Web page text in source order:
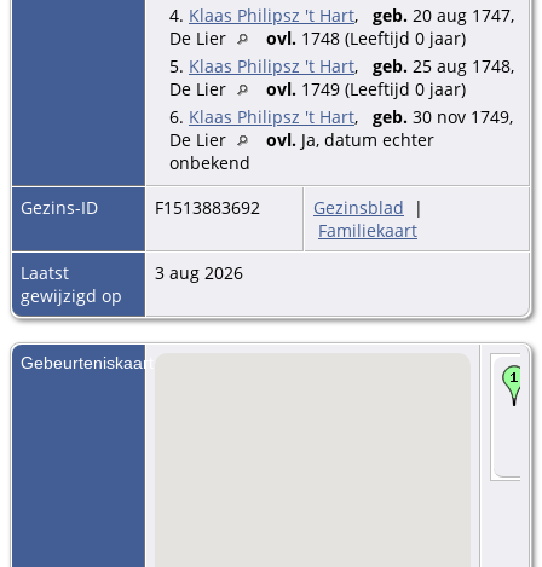
4. Klaas Philipsz 't Hart, geb. 20 aug 1747,
De Lier
ovl. 1748 (Leeftijd 0 jaar)
5. Klaas Philipsz 't Hart, geb. 25 aug 1748,
De Lier
ovl. 1749 (Leeftijd 0 jaar)
6. Klaas Philipsz 't Hart, geb. 30 nov 1749,
De Lier
ovl. Ja, datum echter
onbekend
Gezins-ID
F1513883692 Gezinsblad |
Familiekaart
Laatst
gewijzigd op
3 aug 2026
Gebeurteniskaart